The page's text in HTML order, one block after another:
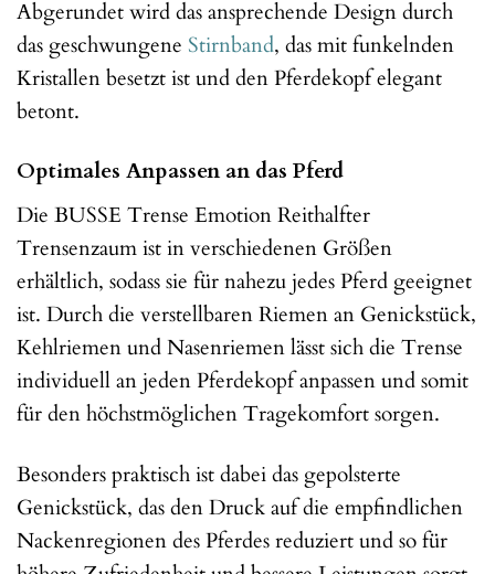
Abgerundet wird das ansprechende Design durch
das geschwungene Stirnband, das mit funkelnden
Kristallen besetzt ist und den Pferdekopf elegant
betont.
Optimales Anpassen an das Pferd
Die BUSSE Trense Emotion Reithalfter
Trensenzaum ist in verschiedenen Größen
erhältlich, sodass sie für nahezu jedes Pferd geeignet
ist. Durch die verstellbaren Riemen an Genickstück,
Kehlriemen und Nasenriemen lässt sich die Trense
individuell an jeden Pferdekopf anpassen und somit
für den höchstmöglichen Tragekomfort sorgen.
Besonders praktisch ist dabei das gepolsterte
Genickstück, das den Druck auf die empfindlichen
Nackenregionen des Pferdes reduziert und so für